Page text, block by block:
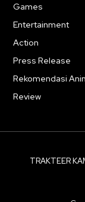
Games
Entertainment
Action
Press Release
Rekomendasi
Review
TRAKTEER